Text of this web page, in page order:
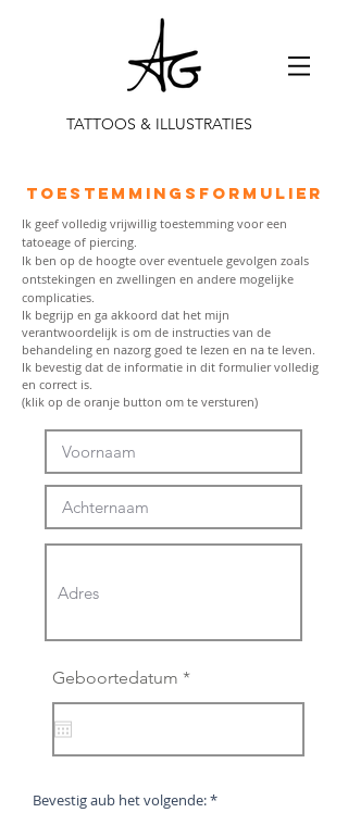
TATTOOS & ILLUSTRATIES
Toestemmingsformulier
Ik geef volledig vrijwillig toestemming voor een
tatoeage of piercing.
Ik ben op de hoogte over eventuele gevolgen zoals
ontstekingen en zwellingen en andere mogelijke
complicaties.
Ik begrijp en ga akkoord dat het mijn
verantwoordelijk is om de instructies van de
behandeling en nazorg goed te lezen en na te leven.
Ik bevestig dat de informatie in dit formulier volledig
en correct is.
(klik op de oranje button om te versturen)
Geboortedatum *r
q
r
d
Bevestig aub het volgende:*V